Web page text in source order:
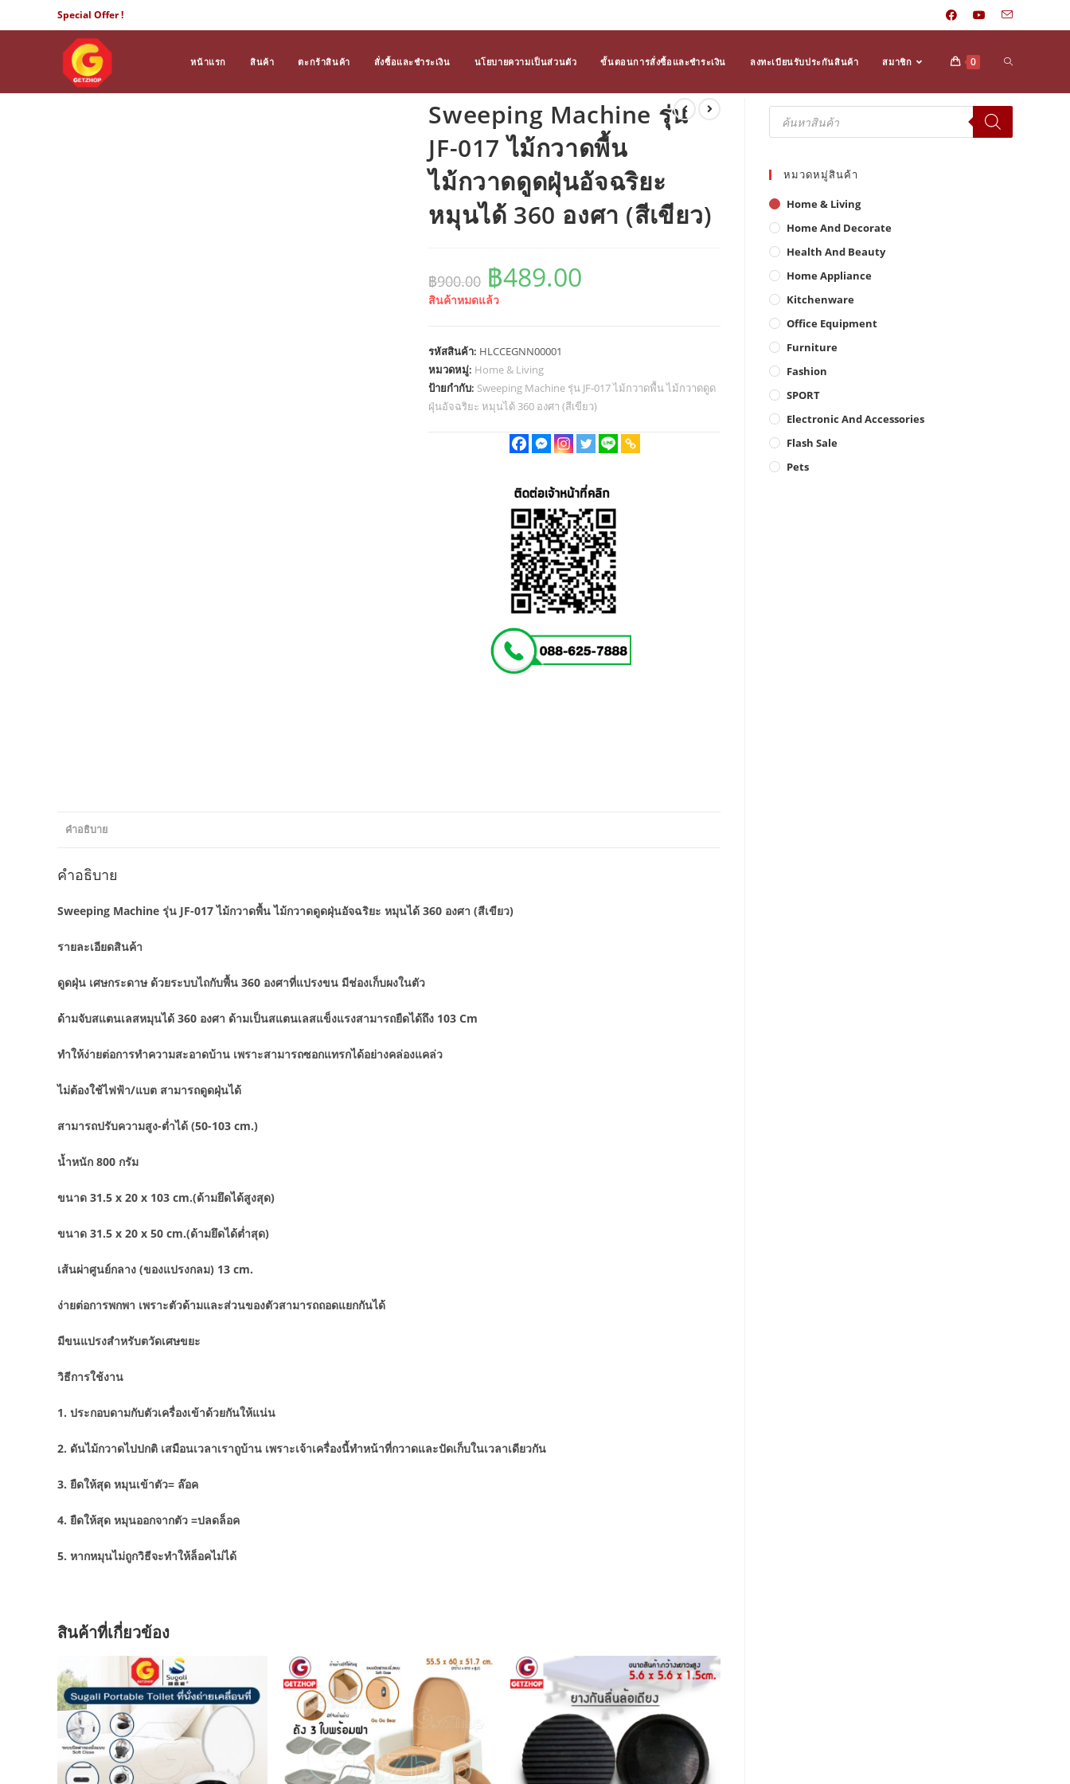
to
Special Offer !
หน้าแรก สินค้า ตะกร้าสินค้า สั่งซื้อและชำระเงิน นโยบายความเป็นส่วนตัว ขั้นตอนการสั่งซื้อและชำระเงิน ลงทะเบียนรับประกันสินค้า สมาชิก 0 Toggle
Sweeping Machine รุ่น
JF-017 ไม้กวาดพื้น
ไม้กวาดดูดฝุ่นอัจฉริยะ
หมุนได้ 360 องศา (สีเขียว)
฿900.00
Original
price
was:
฿900.00.
฿489.00
สินค้าหมดแล้ว
รหัสสินค้า: HLCCEGNN00001
หมวดหมู่: Home & Living
ป้ายกำกับ: Sweeping Machine รุ่น JF-017 ไม้กวาดพื้น ไม้กวาดดูด
ฝุ่นอัจฉริยะ หมุนได้ 360 องศา (สีเขียว)
คำอธิบาย
คำอธิบาย
Sweeping Machine รุ่น JF-017 ไม้กวาดพื้น ไม้กวาดดูดฝุ่นอัจฉริยะ หมุนได้ 360 องศา (สีเขียว)
รายละเอียดสินค้า
ดูดฝุ่น เศษกระดาษ ด้วยระบบไถกับพื้น 360 องศาที่แปรงขน มีช่องเก็บผงในตัว
ด้ามจับสแตนเลสหมุนได้ 360 องศา ด้ามเป็นสแตนเลสแข็งแรงสามารถยืดได้ถึง 103 Cm
ทำให้ง่ายต่อการทำความสะอาดบ้าน เพราะสามารถซอกแทรกได้อย่างคล่องแคล่ว
ไม่ต้องใช้ไฟฟ้า/แบต สามารถดูดฝุ่นได้
สามารถปรับความสูง-ต่ำได้ (50-103 cm.)
น้ำหนัก 800 กรัม
ขนาด 31.5 x 20 x 103 cm.(ด้ามยึดได้สูงสุด)
ขนาด 31.5 x 20 x 50 cm.(ด้ามยึดได้ต่ำสุด)
เส้นผ่าศูนย์กลาง (ของแปรงกลม) 13 cm.
ง่ายต่อการพกพา เพราะตัวด้ามและส่วนของตัวสามารถถอดแยกกันได้
มีขนแปรงสำหรับตวัดเศษขยะ
วิธีการใช้งาน
1. ประกอบดามกับตัวเครื่องเข้าด้วยกันให้แน่น
2. ดันไม้กวาดไปปกติ เสมือนเวลาเราถูบ้าน เพราะเจ้าเครื่องนี้ทำหน้าที่กวาดและปัดเก็บในเวลาเดียวกัน
3. ยืดให้สุด หมุนเข้าตัว= ล๊อค
4. ยืดให้สุด หมุนออกจากตัว =ปลดล็อค
5. หากหมุนไม่ถูกวิธีจะทำให้ล็อคไม่ได้
สินค้าที่เกี่ยวข้อง
Products
search
หมวดหมู่สินค้า
Home & Living
Home And Decorate
Health And Beauty
Home Appliance
Kitchenware
Office Equipment
Furniture
Fashion
SPORT
Electronic And Accessories
Flash Sale
Pets